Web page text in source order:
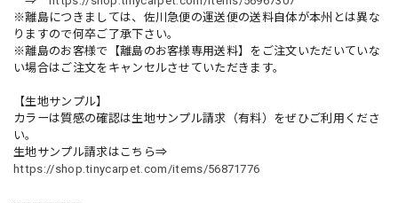
※離島につきましては、佐川急便の運送便の送料自体が本州とは異な
りますので何卒ご了承下さい。
※離島のお客様で【離島のお客様専用送料】をご注文いただいていな
い場合はご注文をキャンセルさせていただきます。
【生地サンプル】
カラーは質感の確認は生地サンプル請求（有料）をぜひご利用くださ
い。
生地サンプル請求はこちら⇒
https://shop.tinycarpet.com/items/56871776